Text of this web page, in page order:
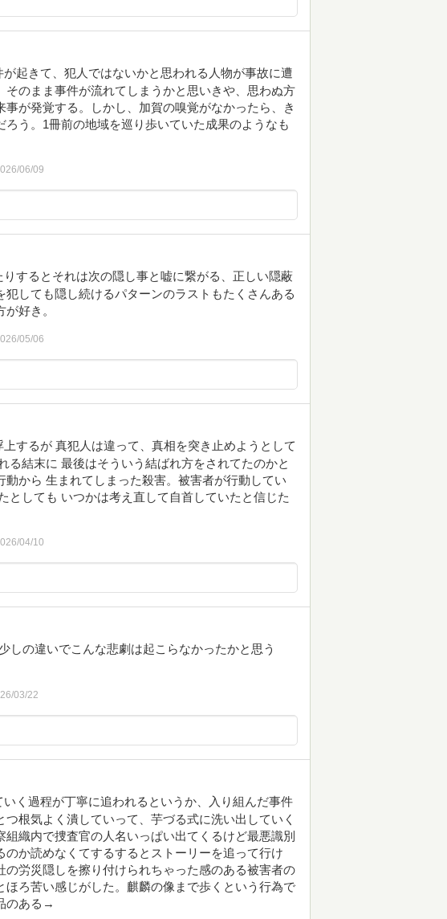
起きて、犯人ではないかと思われる人物が事故に遭
そのまま事件が流れてしまうかと思いきや、思わぬ方
が発覚する。しかし、加賀の嗅覚がなかったら、き
う。1冊前の地域を巡り歩いていた成果のようなも
06/09
するとそれは次の隠し事と嘘に繋がる、正しい隠蔽
しても隠し続けるパターンのラストもたくさんある
好き。
05/06
するが 真犯人は違って、真相を突き止めようとして
る結末に 最後はそういう結ばれ方をされてたのかと
から 生まれてしまった殺害。被害者が行動してい
としても いつかは考え直して自首していたと信じた
04/10
違いでこんな悲劇は起こらなかったかと思う
03/22
く過程が丁寧に追われるというか、入り組んだ事件
根気よく潰していって、芋づる式に洗い出していく
織内で捜査官の人名いっぱい出てくるけど最悪識別
か読めなくてするするとストーリーを追って行け
の労災隠しを擦り付けられちゃった感のある被害者の
ろ苦い感じがした。麒麟の像まで歩くという行為で
のある→